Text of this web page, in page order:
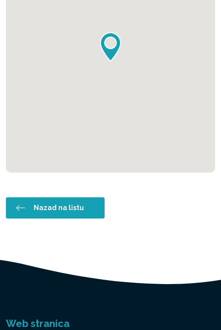
Nazad na listu
Web stranica